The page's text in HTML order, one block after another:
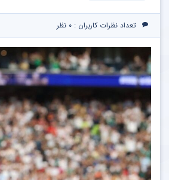
تعداد نظرات کاربران : ۰ نظر